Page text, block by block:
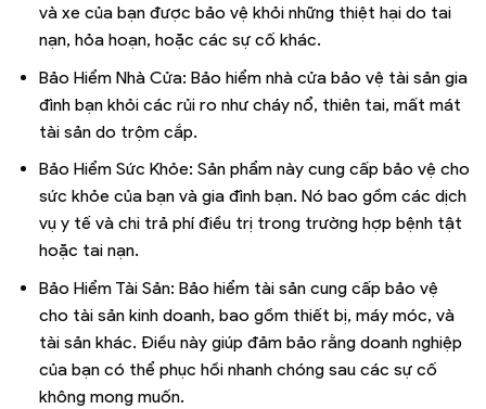
và xe của bạn được bảo vệ khỏi những thiệt hại do tai
nạn, hỏa hoạn, hoặc các sự cố khác.
Bảo Hiểm Nhà Cửa: Bảo hiểm nhà cửa bảo vệ tài sản gia
đình bạn khỏi các rủi ro như cháy nổ, thiên tai, mất mát
tài sản do trộm cắp.
Bảo Hiểm Sức Khỏe: Sản phẩm này cung cấp bảo vệ cho
sức khỏe của bạn và gia đình bạn. Nó bao gồm các dịch
vụ y tế và chi trả phí điều trị trong trường hợp bệnh tật
hoặc tai nạn.
Bảo Hiểm Tài Sản: Bảo hiểm tài sản cung cấp bảo vệ
cho tài sản kinh doanh, bao gồm thiết bị, máy móc, và
tài sản khác. Điều này giúp đảm bảo rằng doanh nghiệp
của bạn có thể phục hồi nhanh chóng sau các sự cố
không mong muốn.